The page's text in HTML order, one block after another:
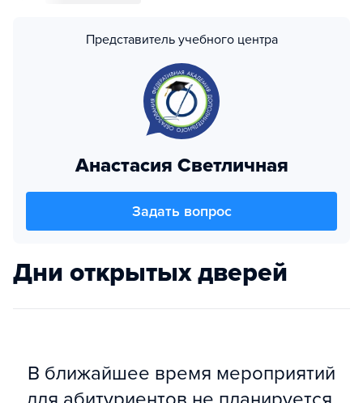
Представитель учебного центра
Анастасия Светличная
Задать вопрос
Дни открытых дверей
В ближайшее время мероприятий